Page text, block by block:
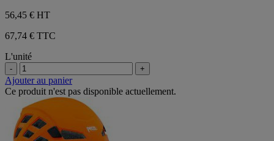
56,45 € HT
67,74 € TTC
L'unité
- +
Ajouter au panier
Ce produit n'est pas disponible actuellement.